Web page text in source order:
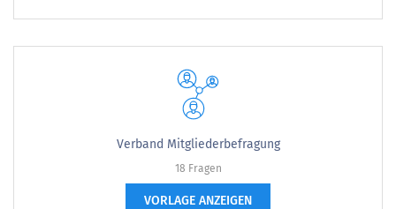
Verband Mitgliederbefragung
18 Fragen
VORLAGE ANZEIGEN